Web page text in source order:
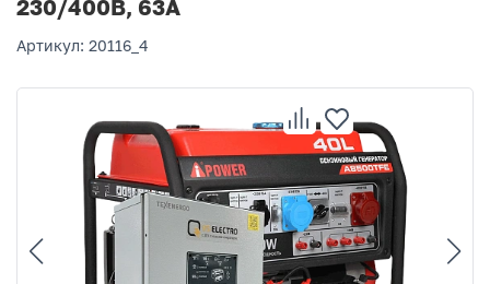
230/400В, 63А
Артикул: 20116_4